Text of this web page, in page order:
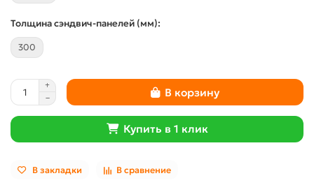
Толщина сэндвич-панелей (мм):
300
В корзину
Купить в 1 клик
В закладки В сравнение